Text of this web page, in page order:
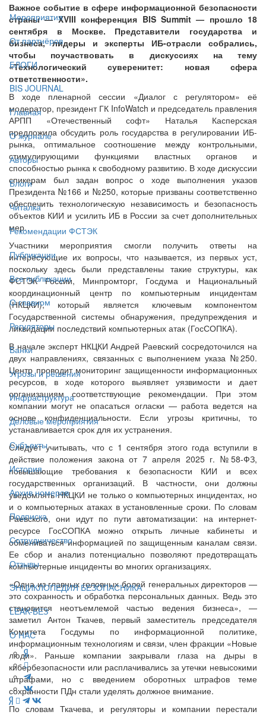
Мероприятия
От партнёров
БЛОГИ
BIS JOURNAL
Главная
О журнале
Авторы
Блоги
Читалка
Рекомендации ФСТЭК
Публикации
Все публикации
О главном
Регуляторы
Банки
Угрозы и решения
Инфраструктура
Деловые мероприятия
Субъекты
История
Архив номеров
Подписка
Сотрудничество
Отзывы
ЭНЦИКЛОПЕДИЯ БЕЗОПАСНИКА
LEAK-БЕЗ
О НАС
Важное событие в сфере информационной безопасности
страны — XVIII конференция BIS Summit — прошло 18
сентября в Москве. Представители государства и
бизнеса, лидеры и эксперты ИБ-отрасли собрались,
чтобы поучаствовать в дискуссиях на тему
«Технологический суверенитет: новая сфера
ответственности».
В ходе пленарной сессии «Диалог с регулятором» её
модератор, президент ГК InfoWatch и председатель правления
АРПП «Отечественный софт» Наталья Касперская
предложила обсудить роль государства в регулировании ИБ-
рынка, оптимальное соотношение между контрольными,
стимулирующими функциями властных органов и
способностью рынка к свободному развитию. В ходе дискуссии
спикерам был задан вопрос о ходе выполнения указов
Президента №166 и №250, которые призваны соответственно
обеспечить технологическую независимость и безопасность
объектов КИИ и усилить ИБ в России за счет дополнительных
мер.
Участники мероприятия смогли получить ответы на
интересующие их вопросы, что называется, из первых уст,
поскольку здесь были представлены такие структуры, как
ФСТЭК России, Минпромторг, Госдума и Национальный
координационный центр по компьютерным инцидентам
(НКЦКИ), который является ключевым компонентом
Государственной системы обнаружения, предупреждения и
ликвидации последствий компьютерных атак (ГосСОПКА).
В начале эксперт НКЦКИ Андрей Раевский сосредоточился на
двух направлениях, связанных с выполнением указа №250.
Центр проводит мониторинг защищенности информационных
ресурсов, в ходе которого выявляет уязвимости и дает
организациям соответствующие рекомендации. При этом
компании могут не опасаться огласки — работа ведется на
основе конфиденциальности. Если угрозы критичны, то
устанавливается срок для их устранения.
Следует учитывать, что с 1 сентября этого года вступили в
действие положения закона от 7 апреля 2025 г. №58-ФЗ,
повышающие требования к безопасности КИИ и всех
государственных организаций. В частности, они должны
уведомлять НКЦКИ не только о компьютерных инцидентах, но
и о компьютерных атаках в установленные сроки. По словам
Раевского, они идут по пути автоматизации: на интернет-
ресурсе ГосСОПКА можно открыть личные кабинеты и
обмениваться информацией по защищенным каналам связи.
Ее сбор и анализ потенциально позволяют предотвращать
компьютерные инциденты во многих организациях.
«Одна из главных головных болей генеральных директоров —
это сохранность и обработка персональных данных. Ведь это
становится неотъемлемой частью ведения бизнеса», —
заметил Антон Ткачев, первый заместитель председателя
Комитета Госдумы по информационной политике,
информационным технологиям и связи, член фракции «Новые
люди». Раньше компании закрывали глаза на дыры в
кибербезопасности или расплачивались за утечки невысокими
штрафами, но с введением оборотных штрафов теме
сохранности ПДн стали уделять должное внимание.
По словам Ткачева, и регуляторы и компании перестали